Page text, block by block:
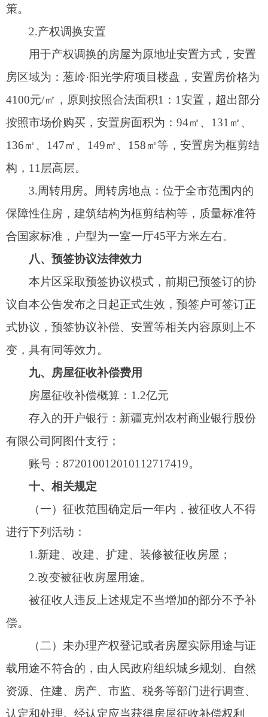
载用途不符合的，由人民政府组织城乡规划、自然
资源、住建、房产、市监、税务等部门进行调查、
的，由房地产价格评估机构对房屋价值进行评估；
对认定结果有异议的，可以向认定部门申请复核，
也可以依法申请行政复议或者提起行政诉讼。
十一、征收补偿方案的征求意见方式
征收补偿方案由征收人组织有关部门、专家进
征收人，征求被征收人意见。
被征收人对征收补偿方案有异议的，可在7日
内按下列途径提出意见：
（一）书面提交意见至市征收办；
（二）通过电子邮件提交：
（三）不接受联合提交或超出征收政策范围的
意见。
十二、法律责任
因本项目征收为公共利益需要，按照
地上房屋征收与补偿条例》（国务院令第590号）
与补偿条例 >办法》（自治区人民政府令第187号）
有关规定，在征收实施过程中，征收当事人双方在
签约期限内经多次协商仍达不成协议的，由房屋征
收部门报请市人民政府作出补偿决定，被征收人对
补偿决定不服的，可依法申请行政复议，也可以依
政复议或者不提起行政诉讼，在补偿决定规定期限
内又不搬迁的，市人民政府依法申请人民法院强制
执行。
十三、征收计划
宣传动员阶段：2025年7月26日—2025年8月15
数据、复测，入户做好思想动员工作、征求征收方
案意见，召开听证会，修改完善征收方案。
征收实施阶段：2025年8月16日—2025年10月
16日发放征收通知、签订征收补偿安置协议书，经
济结算和补偿兑现。